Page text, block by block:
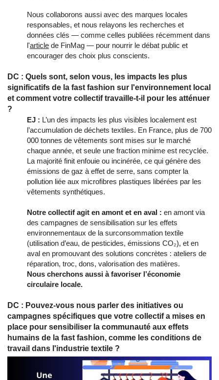
Nous collaborons aussi avec des marques locales
responsables, et nous relayons les recherches et
données clés — comme celles publiées récemment dans
l'article de FinMag — pour nourrir le débat public et
encourager des choix plus conscients.
DC : Quels sont, selon vous, les impacts les plus
significatifs de la fast fashion sur l'environnement local
et comment votre collectif travaille-t-il pour les atténuer
?
EJ : L’un des impacts les plus visibles localement est
l’accumulation de déchets textiles. En France, plus de 700
000 tonnes de vêtements sont mises sur le marché
chaque année, et seule une fraction minime est recyclée.
La majorité finit enfouie ou incinérée, ce qui génère des
émissions de gaz à effet de serre, sans compter la
pollution liée aux microfibres plastiques libérées par les
vêtements synthétiques.
Notre collectif agit en amont et en aval : en amont via
des campagnes de sensibilisation sur les effets
environnementaux de la surconsommation textile
(utilisation d’eau, de pesticides, émissions CO₂), et en
aval en promouvant des solutions concrètes : ateliers de
réparation, troc, dons, valorisation des matières.
Nous cherchons aussi à favoriser l’économie
circulaire locale.
DC : Pouvez-vous nous parler des initiatives ou
campagnes spécifiques que votre collectif a mises en
place pour sensibiliser la communauté aux effets
humains de la fast fashion, comme les conditions de
travail dans l'industrie textile ?